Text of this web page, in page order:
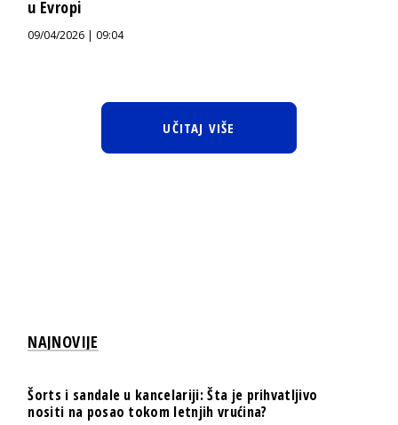
u Evropi
09/04/2026 | 09:04
UČITAJ VIŠE
NAJNOVIJE
Šorts i sandale u kancelariji: Šta je prihvatljivo
nositi na posao tokom letnjih vrućina?